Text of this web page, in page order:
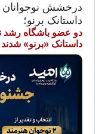
درخشش نوجوانان
داستانک برنو؛
دو عضو باشگاه رشد
داستانک «برنو» شدند